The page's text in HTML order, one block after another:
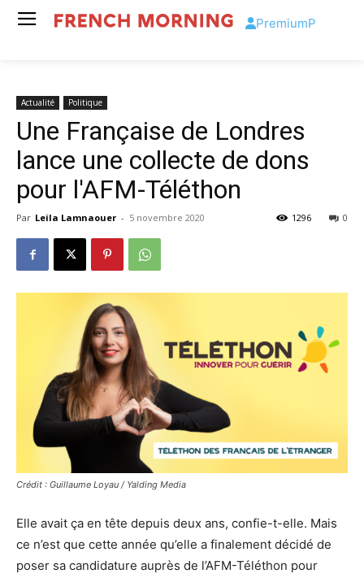
PremiumP
Actualité Politique
Une Française de Londres
lance une collecte de dons
pour l'AFM-Téléthon
Par Leila Lamnaouer - 5 novembre 2020 0
1296
Crédit : Guillaume Loyau / Yalding Media
Elle avait ça en tête depuis deux ans, confie-t-elle. Mais
ce n’est que cette année qu’elle a finalement décidé de
poser sa candidature auprès de l’AFM-Téléthon pour